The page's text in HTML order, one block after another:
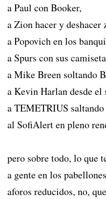
a Paul con Booker,
a Zion hacer y deshacer
a Popovich en los
a Spurs con sus
a Mike Breen soltando
a Kevin Harlan desde el
a TEMETRIUS
al SofiAlert en pleno
pero sobre todo, lo que
a gente en los
aforos reducidos, no,